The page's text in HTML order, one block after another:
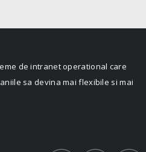
de intranet operational care
sa devina mai flexibile si mai